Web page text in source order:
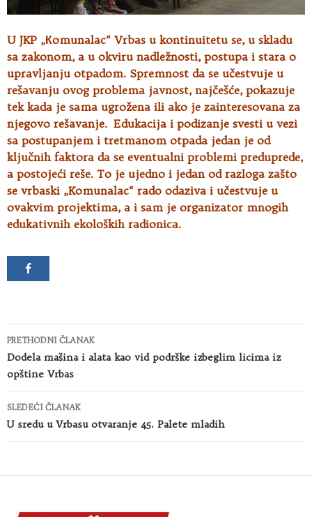
U JKP „Кomunalac“ Vrbas u kontinuitetu se, u skladu
sa zakonom, a u okviru nadležnosti, postupa i stara o
upravljanju otpadom. Spremnost da se učestvuje u
rešavanju ovog problema javnost, najčešće, pokazuje
tek kada je sama ugrožena ili ako je zainteresovana za
njegovo rešavanje. Edukacija i podizanje svesti u vezi
sa postupanjem i tretmanom otpada jedan je od
ključnih faktora da se eventualni problemi preduprede,
a postojeći reše. To je ujedno i jedan od razloga zašto
se vrbaski „Komunalac“ rado odaziva i učestvuje u
ovakvim projektima, a i sam je organizator mnogih
edukativnih ekoloških radionica.
Kretanje
članaka
PRETHODNI ČLANAK
Dodela mašina i alata kao vid podrške izbeglim licima iz
opštine Vrbas
SLEDEĆI ČLANAK
U sredu u Vrbasu otvaranje 45. Palete mladih